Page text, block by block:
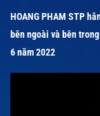
HOANG PHAM STP
bên ngoài và bên
6 năm 2022